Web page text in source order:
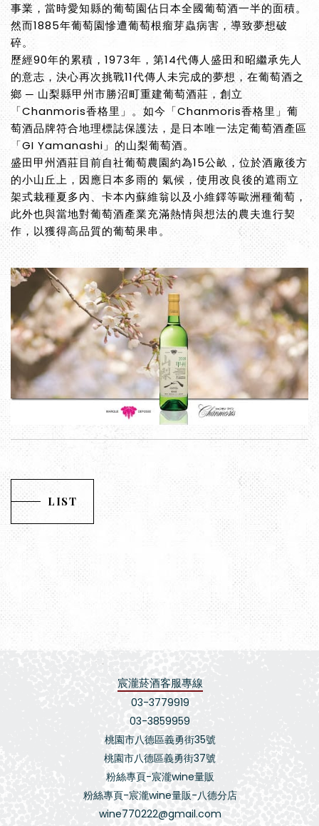
事業，當時愛知縣的葡萄園佔日本全國葡萄酒一半的面積。
然而1885年葡萄園慘遭葡萄根瘤芽蟲病害，導致夢想破
碎。
歷經90年的累積，1973年，第14代傳人盛田和昭繼承先人
的意志，決心再次挑戰11代傳人未完成的夢想，在葡萄酒之
鄉 ─ 山梨縣甲州市勝沼町重建葡萄酒莊，創立
「Chanmoris香格里」。如今「Chanmoris香格里」葡
萄酒品牌符合地理標誌保護法，是日本唯一法定葡萄酒產區
「GI Yamanashi」的山梨葡萄酒。
盛田甲州酒莊目前自社葡萄農園約為15公畝，位於酒廠後方
的小山丘上，因應日本多雨的 氣候，使用改良後的遮雨立
架式栽種夏多內、卡本內蘇維翁以及小維鐸等歐洲種葡萄，
此外也與當地對葡萄酒產業充滿熱情與想法的農夫進行契
作，以獲得高品質的葡萄果串。
LIST
宸瀧菸酒客服專線
03-3779919
03-3859959
桃園市八德區義勇街35號
桃園市八德區義勇街37號
粉絲專頁-宸瀧wine量販
粉絲專頁-宸瀧wine量販-八德分店
wine770222@gmail.com